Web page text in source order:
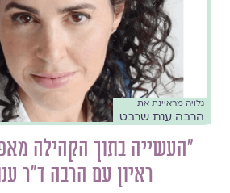
גלויה מראיינת את
הרבה ענת שרבט
"העשייה בתוך הקהילה
ראיון עם הרבה ד"ר